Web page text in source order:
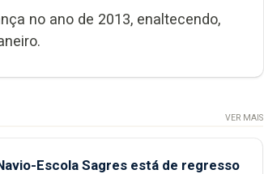
no ano de 2013, enaltecendo,
VER MAIS
Escola Sagres está de regresso